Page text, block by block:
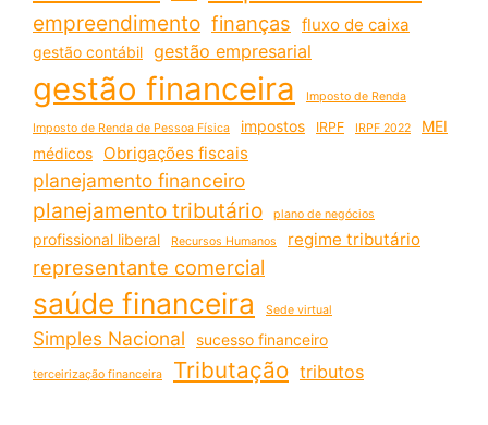
empreendimento finanças fluxo de caixa
gestão contábil gestão empresarial
gestão financeira Imposto de Renda
Imposto de Renda de Pessoa Física impostos IRPF IRPF 2022
MEI
médicos
Obrigações fiscais
planejamento financeiro
planejamento tributário plano de negócios
profissional liberal Recursos Humanos regime tributário
representante comercial
saúde financeira Sede virtual
Simples Nacional sucesso financeiro
terceirização financeira Tributação tributos